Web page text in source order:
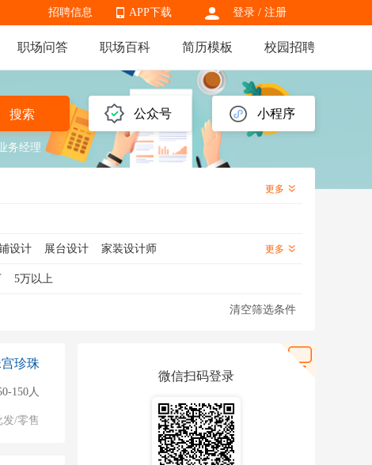
登录 / 注册
APP下载
APP下载
招聘信息
职场问答 职场百科 简历模板 校园招聘
公众号 小程序
搜索
务经理
更多
设计 展台设计
家装设计师
会展设计
更多
5万以上
清空筛选条件
珍珠
150人
发/零售
微信扫码登录